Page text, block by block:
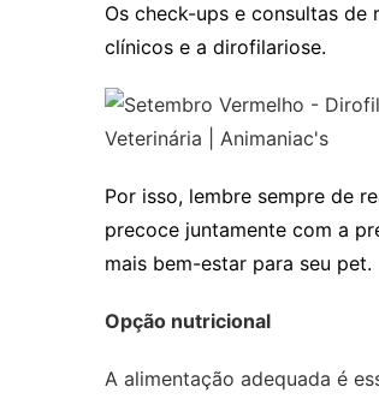
Os check-ups e consultas
clínicos e a dirofilariose.
Por isso, lembre sempre de
precoce juntamente com a
mais bem-estar para seu pet.
Opção nutricional
A alimentação adequada é